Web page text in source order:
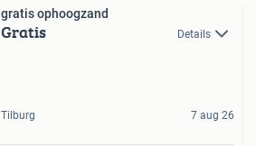
gratis ophoogzand
Gratis Details
Tilburg 7 aug 26